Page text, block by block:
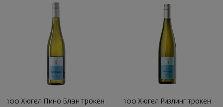
100 Хюгел Пино Блан трокен
100 Хюгел Ризлинг трокен